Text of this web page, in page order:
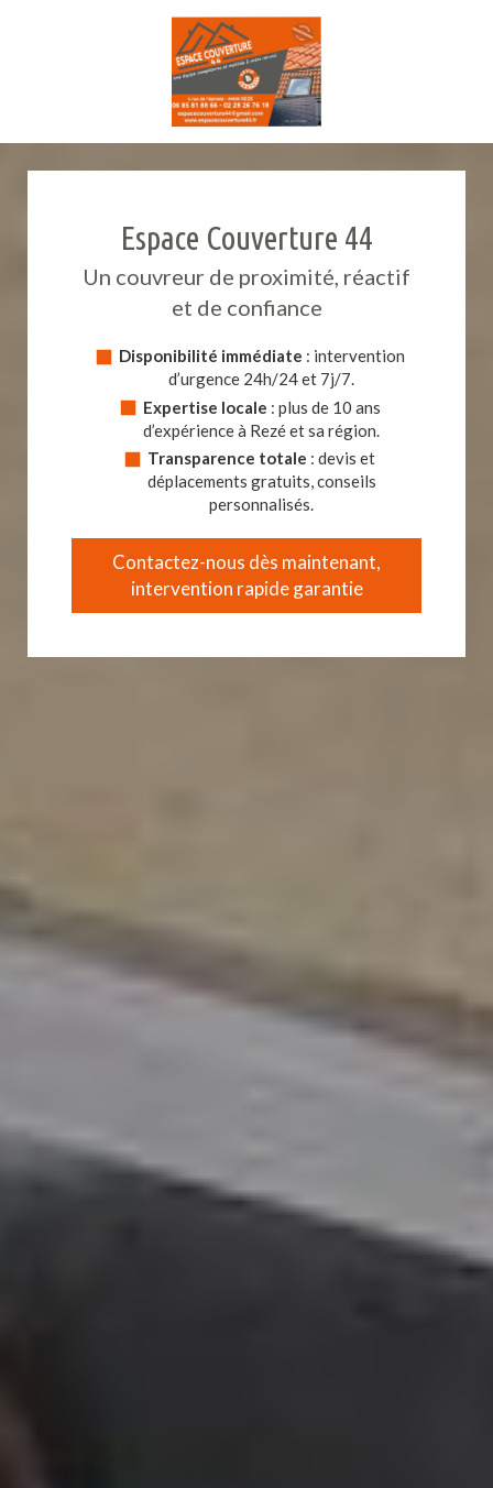
Espace Couverture 44
Un couvreur de proximité, réactif
et de confiance
Disponibilité immédiate : intervention
d’urgence 24h/24 et 7j/7.
Expertise locale : plus de 10 ans
d’expérience à Rezé et sa région.
Transparence totale : devis et
déplacements gratuits, conseils
personnalisés.
Contactez-nous dès maintenant,
intervention rapide garantie